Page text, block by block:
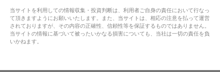
当サイトを利用しての情報収集・投資判断は、利用者ご自身の責任において行なっ
て頂きますようにお願いいたします。また、当サイトは、相応の注意を払って運営
されておりますが、その内容の正確性、信頼性等を保証するものではありません。
当サイトの情報に基づいて被ったいかなる損害についても、当社は一切の責任を負
いかねます。